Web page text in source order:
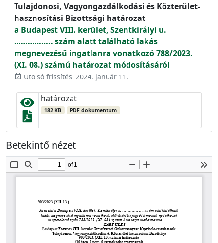
Tulajdonosi, Vagyongazdálkodási és Közterület-
hasznosítási Bizottsági határozat
a Budapest VIII. kerület, Szentkirályi u.
…………….. szám alatt található lakás
megnevezésű ingatlanra vonatkozó 788/2023.
(XI. 08.) számú határozat módosításáról
event_available Utolsó frissítés: 2024. január 11.
határozat
182 KB PDF dokumentum
Betekintő nézet